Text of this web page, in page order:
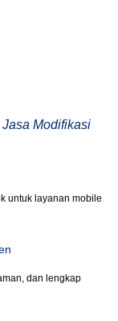
Jasa Modifikasi
untuk layanan mobile
dan lengkap